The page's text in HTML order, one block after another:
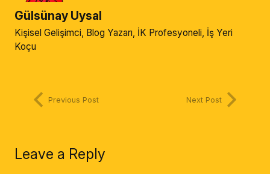
Gülsünay Uysal
Kişisel Gelişimci, Blog Yazarı, İK Profesyoneli, İş Yeri
Koçu
Previous Post Next Post
Leave a Reply